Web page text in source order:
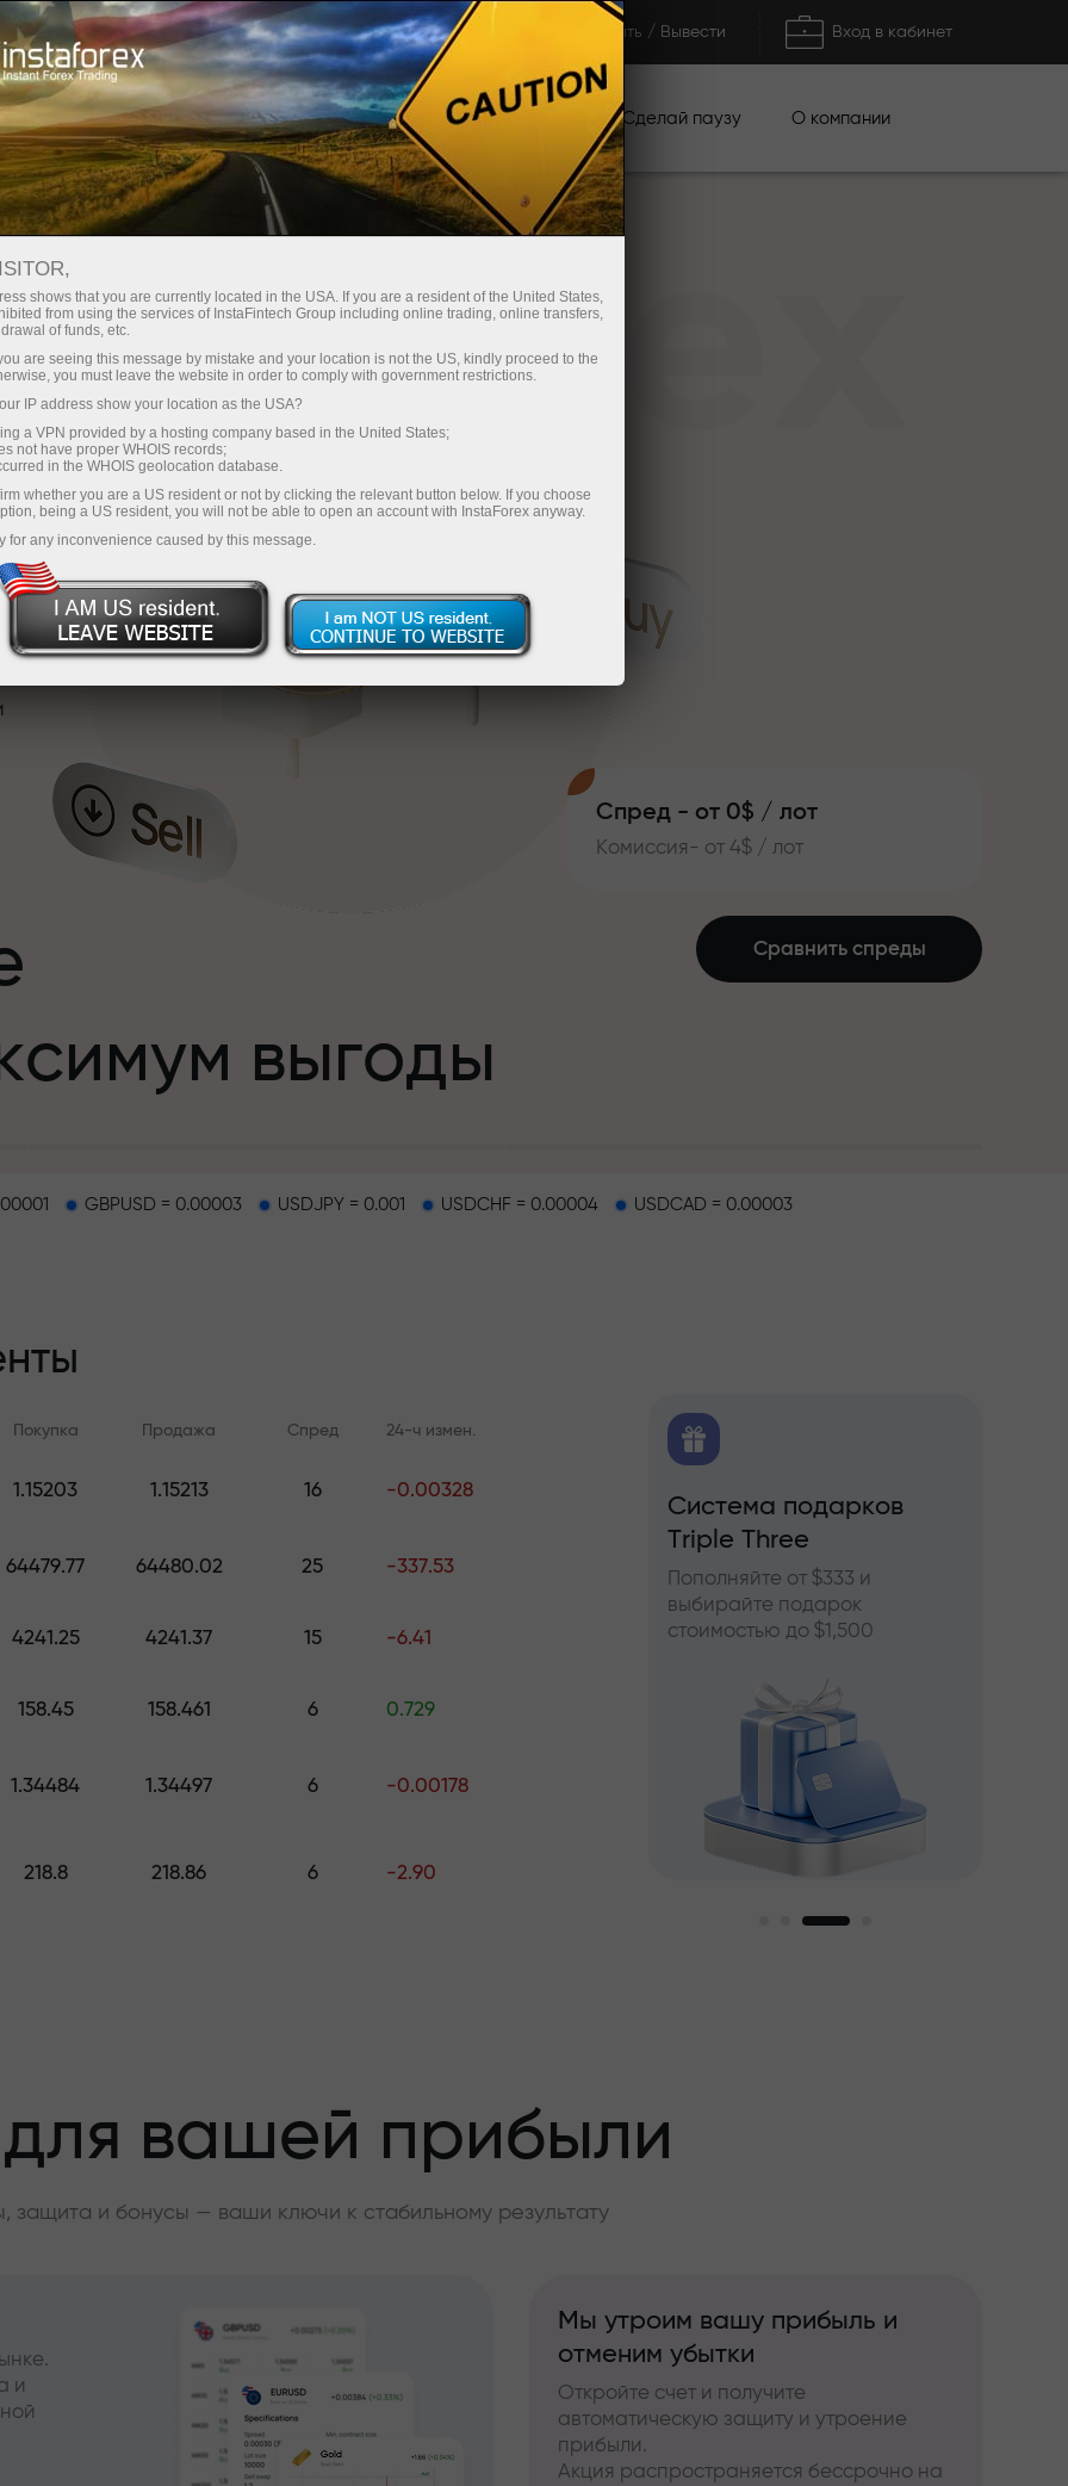
Открыть торговый счёт Торговые платформы Пополнить / Вывести Вход в кабинет
Инвесторам Партнерам Промоакции Сделай паузу О компании
Спред - от 0$ / лот
Комиссия- от 4$ / лот
выгоды
на трассе
подарков
стоимостью до $1,500
—мы
прибыль
—самый крупный
Сравнить спреды
GBPUSD = 0.00003 USDJPY = 0.001 USDCHF = 0.00004 USDCAD = 0.00003
Покупка Продажа Спред 24-ч измен.
1.15203 1.15213 16 -0.00328
64479.77 64480.02 25 -337.53
4241.25 4241.37 15 -6.41
158.45 158.461 6 0.729
1.34484 1.34497 6 -0.00178
218.8 218.86 6 -2.90
курсы и вебинары для всех
Форекс, крипто и фьючерсам
Система подарков
Triple Three
Пополняйте от $333 и
выбирайте подарок
стоимостью до $1,500
вашей прибыли
защита и бонусы — ваши ключи к стабильному результату
и
Мы утроим вашу прибыль и
отменим убытки
Откройте счет и получите
автоматическую защиту и утроение
прибыли.
Акция распространяется бессрочно на
shows that you are currently located in the USA. If you are a resident of the United States,
from using the services of InstaFintech Group including online trading, online transfers,
of funds, etc.
are seeing this message by mistake and your location is not the US, kindly proceed to the
you must leave the website in order to comply with government restrictions.
IP address show your location as the USA?
a VPN provided by a hosting company based in the United States;
not have proper WHOIS records;
in the WHOIS geolocation database.
whether you are a US resident or not by clicking the relevant button below. If you choose
being a US resident, you will not be able to open an account with InstaForex anyway.
for any inconvenience caused by this message.